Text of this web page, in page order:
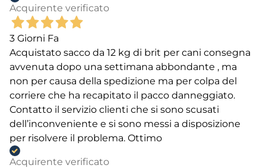
Acquirente verificato
3 Giorni Fa
Acquistato sacco da 12 kg di brit per cani consegna
avvenuta dopo una settimana abbondante , ma
non per causa della spedizione ma per colpa del
corriere che ha recapitato il pacco danneggiato.
Contatto il servizio clienti che si sono scusati
dell’inconveniente e si sono messi a disposizione
per risolvere il problema. Ottimo
Acquirente verificato